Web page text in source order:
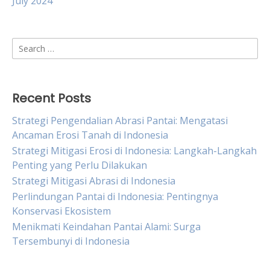
Search
for:
Recent Posts
Strategi Pengendalian Abrasi Pantai: Mengatasi
Ancaman Erosi Tanah di Indonesia
Strategi Mitigasi Erosi di Indonesia: Langkah-Langkah
Penting yang Perlu Dilakukan
Strategi Mitigasi Abrasi di Indonesia
Perlindungan Pantai di Indonesia: Pentingnya
Konservasi Ekosistem
Menikmati Keindahan Pantai Alami: Surga
Tersembunyi di Indonesia